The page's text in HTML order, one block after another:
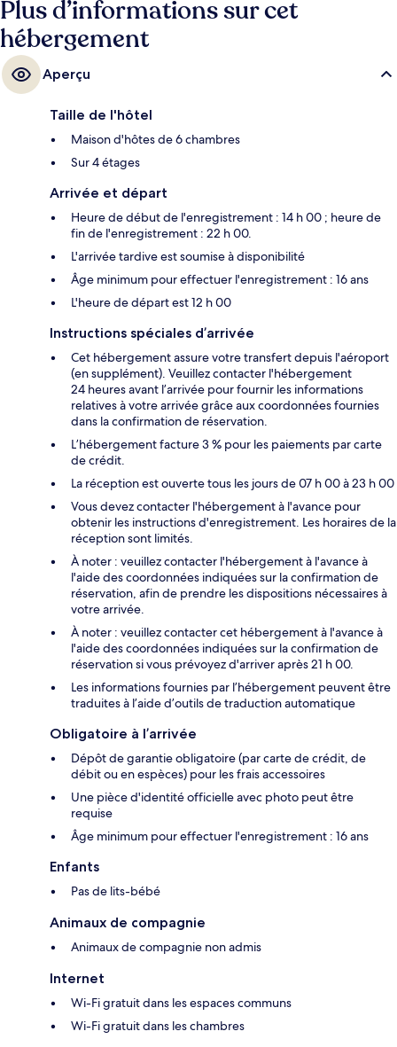
Plus d’informations sur cet
hébergement
Aperçu
Taille de l'hôtel
Maison d'hôtes de 6 chambres
Sur 4 étages
Arrivée et départ
Heure de début de l'enregistrement : 14 h 00 ; heure de
fin de l'enregistrement : 22 h 00.
L'arrivée tardive est soumise à disponibilité
Âge minimum pour effectuer l'enregistrement : 16 ans
L'heure de départ est 12 h 00
Instructions spéciales d’arrivée
Cet hébergement assure votre transfert depuis l'aéroport
(en supplément). Veuillez contacter l'hébergement
24 heures avant l’arrivée pour fournir les informations
relatives à votre arrivée grâce aux coordonnées fournies
dans la confirmation de réservation.
L’hébergement facture 3 % pour les paiements par carte
de crédit.
La réception est ouverte tous les jours de 07 h 00 à 23 h 00
Vous devez contacter l'hébergement à l'avance pour
obtenir les instructions d'enregistrement. Les horaires de la
réception sont limités.
À noter : veuillez contacter l'hébergement à l'avance à
l'aide des coordonnées indiquées sur la confirmation de
réservation, afin de prendre les dispositions nécessaires à
votre arrivée.
À noter : veuillez contacter cet hébergement à l'avance à
l'aide des coordonnées indiquées sur la confirmation de
réservation si vous prévoyez d'arriver après 21 h 00.
Les informations fournies par l’hébergement peuvent être
traduites à l’aide d’outils de traduction automatique
Obligatoire à l’arrivée
Dépôt de garantie obligatoire (par carte de crédit, de
débit ou en espèces) pour les frais accessoires
Une pièce d'identité officielle avec photo peut être
requise
Âge minimum pour effectuer l'enregistrement : 16 ans
Enfants
Pas de lits-bébé
Animaux de compagnie
Animaux de compagnie non admis
Internet
Wi-Fi gratuit dans les espaces communs
Wi-Fi gratuit dans les chambres